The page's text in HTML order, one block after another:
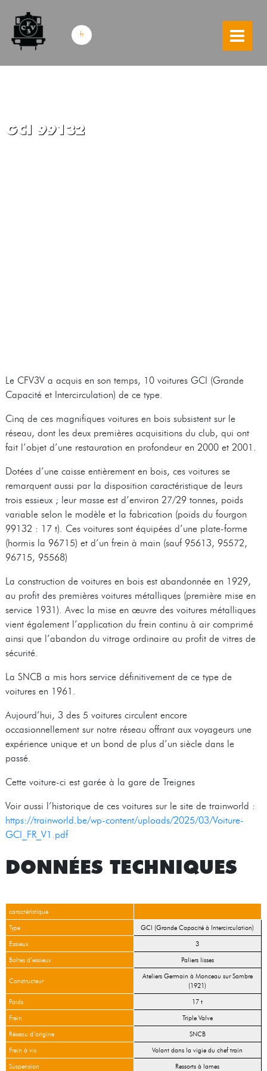
skip to content
fr
GCI 99132
Le CFV3V a acquis en son temps, 10 voitures GCI (Grande
Capacité et Intercirculation) de ce type.
Cinq de ces magnifiques voitures en bois subsistent sur le
réseau, dont les deux premières acquisitions du club, qui ont
fait l’objet d’une restauration en profondeur en 2000 et 2001.
Dotées d’une caisse entièrement en bois, ces voitures se
remarquent aussi par la disposition caractéristique de leurs
trois essieux ; leur masse est d’environ 27/29 tonnes, poids
variable selon le modèle et la fabrication (poids du fourgon
99132 : 17 t). Ces voitures sont équipées d’une plate-forme
(hormis la 96715) et d’un frein à main (sauf 95613, 95572,
96715, 95568)
La construction de voitures en bois est abandonnée en 1929,
au profit des premières voitures métalliques (première mise en
service 1931). Avec la mise en œuvre des voitures métalliques
vient également l’application du frein continu à air comprimé
ainsi que l’abandon du vitrage ordinaire au profit de vitres de
sécurité.
La SNCB a mis hors service définitivement de ce type de
voitures en 1961.
Aujourd’hui, 3 des 5 voitures circulent encore
occasionnellement sur notre réseau offrant aux voyageurs une
expérience unique et un bond de plus d’un siècle dans le
passé.
Cette voiture-ci est garée à la gare de Treignes
Voir aussi l’historique de ces voitures sur le site de trainworld :
https://trainworld.be/wp-content/uploads/2025/03/Voiture-
GCI_FR_V1.pdf
DONNÉES TECHNIQUES
caractéristique
Type
GCI (Grande Capacité à Intercirculation)
Essieux
3
Boîtes d’essieux
Paliers lisses
Constructeur
Ateliers Germain à Monceau sur Sambre
(1921)
Poids
17 t
Frein
Triple Valve
Réseau d’origine
SNCB
Frein à vis
Volant dans la vigie du chef train
Suspension
Ressorts à lames